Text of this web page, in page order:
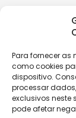
Para fornecer as
como cookies
dispositivo.
processar
exclusivos neste
pode afetar
Copyright ©
Política de